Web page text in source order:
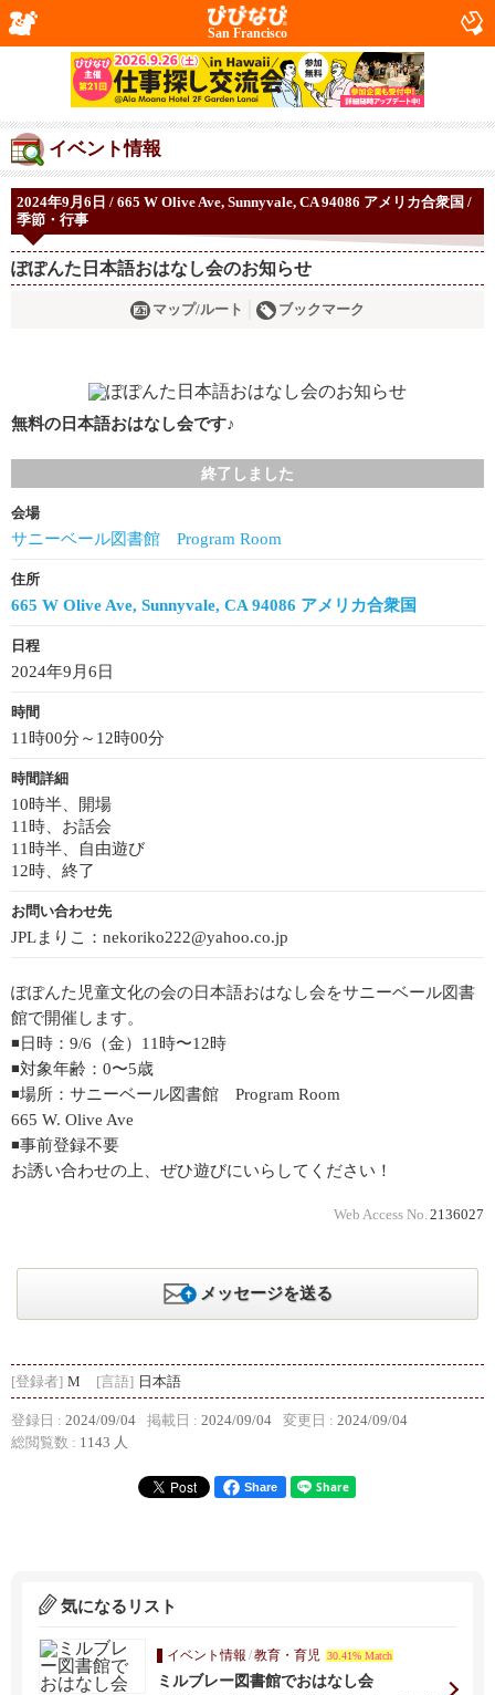
San Francisco
イベント情報
2024年9月6日 / 665 W Olive Ave, Sunnyvale, CA 94086 アメリカ合衆国 /
季節・行事
ぽぽんた日本語おはなし会のお知らせ
マップ/ルート ブックマーク
無料の日本語おはなし会です♪
終了しました
会場
サニーベール図書館 Program Room
住所
665 W Olive Ave, Sunnyvale, CA 94086 アメリカ合衆国
日程
2024年9月6日
時間
11時00分～12時00分
時間詳細
10時半、開場
11時、お話会
11時半、自由遊び
12時、終了
お問い合わせ先
JPLまりこ：nekoriko222@yahoo.co.jp
ぽぽんた児童文化の会の日本語おはなし会をサニーベール図書
館で開催します。
◾️日時：9/6（金）11時〜12時
◾️対象年齢：0〜5歳
◾️場所：サニーベール図書館 Program Room
665 W. Olive Ave
◾️事前登録不要
お誘い合わせの上、ぜひ遊びにいらしてください！
Web Access No. 2136027
メッセージを送る
[登録者] M [言語] 日本語
登録日 : 2024/09/04 掲載日 : 2024/09/04 変更日 : 2024/09/04
総閲覧数 : 1143 人
Share
気になるリスト
イベント情報 /教育・育児 30.41% Match
ミルブレー図書館でおはなし会